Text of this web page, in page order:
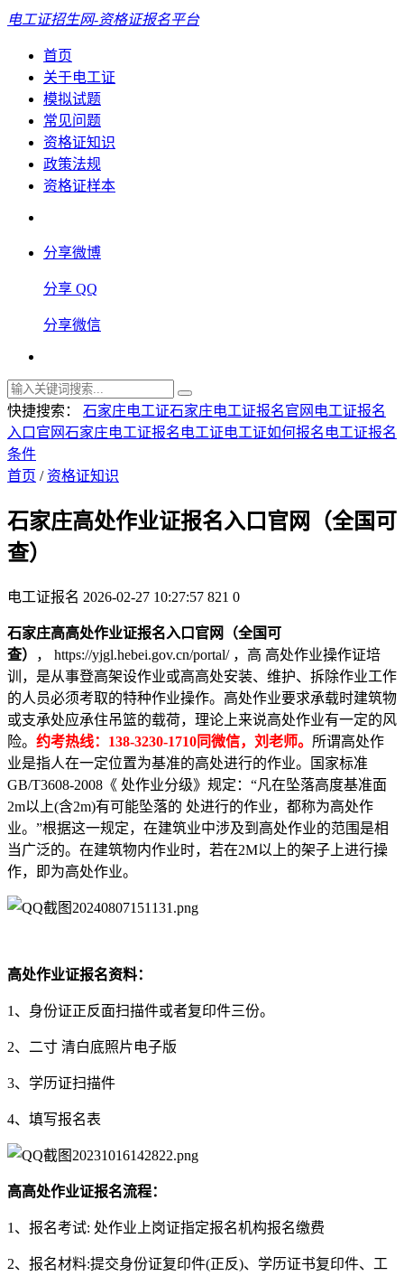
电工证招生网-资格证报名平台
首页
关于电工证
模拟试题
常见问题
资格证知识
政策法规
资格证样本
分享微博
分享 QQ
分享微信
快捷搜索： 石家庄电工证石家庄电工证报名官网 电工证报名
入口官网石家庄电工证报名 电工证电工证如何报名 电工证报名
条件
首页 / 资格证知识
石家庄高处作业证报名入口官网（全国可
查）
电工证报名 2026-02-27 10:27:57 821 0
石家庄高高处作业证报名入口官网（全国可
查）
， https://yjgl.hebei.gov.cn/portal/ ，高 高处作业操作证培
训，是从事登高架设作业或高高处安装、维护、拆除作业工作
的人员必须考取的特种作业操作。高处作业要求承载时建筑物
或支承处应承住吊篮的载荷，理论上来说高处作业有一定的风
险。 约考热线：138-3230-1710同微信，刘老师。 所谓高处作
业是指人在一定位置为基准的高处进行的作业。国家标准
GB/T3608-2008《 处作业分级》规定：“凡在坠落高度基准面
2m以上(含2m)有可能坠落的 处进行的作业，都称为高处作
业。”根据这一规定，在建筑业中涉及到高处作业的范围是相
当广泛的。在建筑物内作业时，若在2M以上的架子上进行操
作，即为高处作业。
高处作业证报名资料：
1、身份证正反面扫描件或者复印件三份。
2、二寸 清白底照片电子版
3、学历证扫描件
4、填写报名表
高高处作业证报名流程：
1、报名考试: 处作业上岗证指定报名机构报名缴费
2、报名材料:提交身份证复印件(正反)、学历证书复印件、工